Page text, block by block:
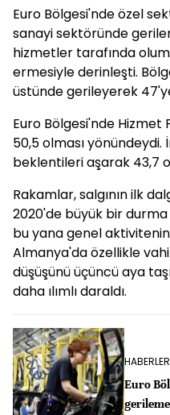
Euro Bölgesi'nde özel
sanayi sektöründe
hizmetler tarafında
ermesiyle derinleşti.
üstünde gerileyerek
Euro Bölgesi'nde
50,5 olması yönündeydi.
beklentileri aşarak 43,7
Rakamlar, salgının ilk
2020'de büyük bir
bu yana genel aktivitenin
Almanya'da özellikle
düşüşünü üçüncü aya
daha ılımlı daraldı.
HABERLER
Euro